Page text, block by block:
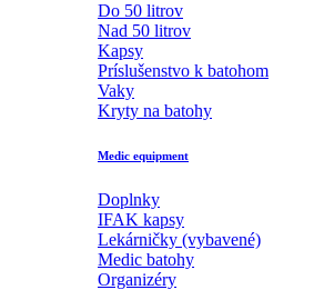
Do 50 litrov
Nad 50 litrov
Kapsy
Príslušenstvo k batohom
Vaky
Kryty na batohy
Medic equipment
Doplnky
IFAK kapsy
Lekárničky (vybavené)
Medic batohy
Organizéry